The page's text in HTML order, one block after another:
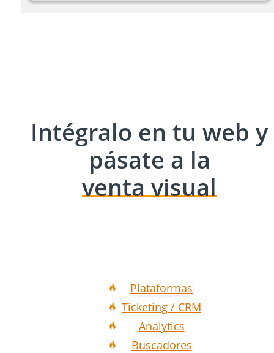
Intégralo en tu web y
pásate a la
venta visual
Plataformas
Ticketing / CRM
Analytics
Buscadores